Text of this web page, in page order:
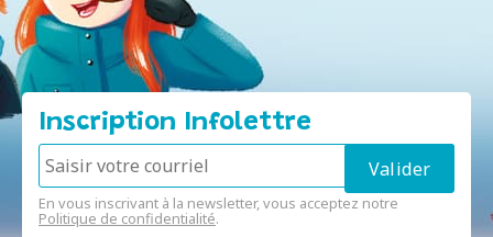
Inscription Infolettre
En vous inscrivant à la newsletter, vous acceptez notre
Politique de confidentialité.